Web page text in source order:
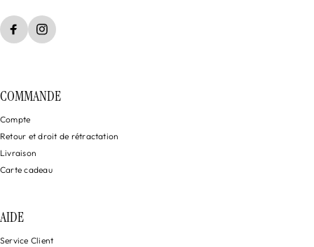
COMMANDE
Compte
Retour et droit de rétractation
Livraison
Carte cadeau
AIDE
Service Client